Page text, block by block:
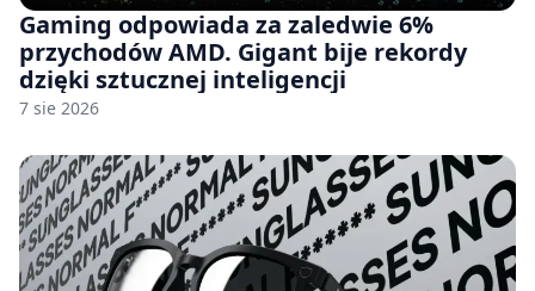
Gaming odpowiada za zaledwie 6%
przychodów AMD. Gigant bije rekordy
dzięki sztucznej inteligencji
7 sie 2026